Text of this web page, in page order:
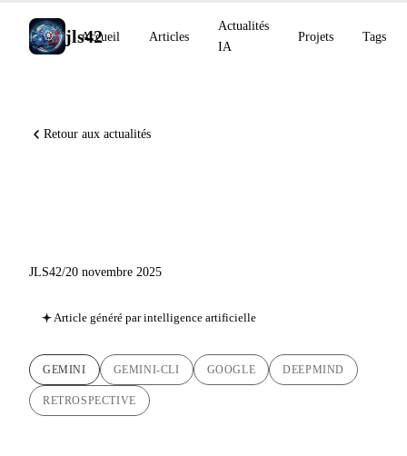
jls42
Accueil Articles
Actualités
IA
Projets Tags
Retour aux actualités
JLS42/20 novembre 2025
Article généré par intelligence artificielle
GEMINI GEMINI-CLI GOOGLE DEEPMIND
RETROSPECTIVE